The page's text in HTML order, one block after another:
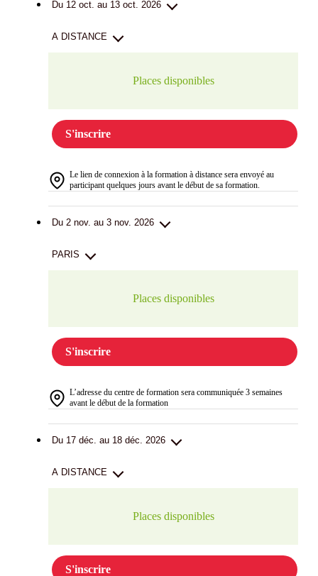
Du 12 oct. au 13 oct. 2026
A DISTANCE
Places disponibles
S'inscrire
Le lien de connexion à la formation à distance sera envoyé au
participant quelques jours avant le début de sa formation.
Du 2 nov. au 3 nov. 2026
PARIS
Places disponibles
S'inscrire
L’adresse du centre de formation sera communiquée 3 semaines
avant le début de la formation
Du 17 déc. au 18 déc. 2026
A DISTANCE
Places disponibles
S'inscrire